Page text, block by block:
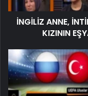
İNGİLİZ ANNE,
KIZININ